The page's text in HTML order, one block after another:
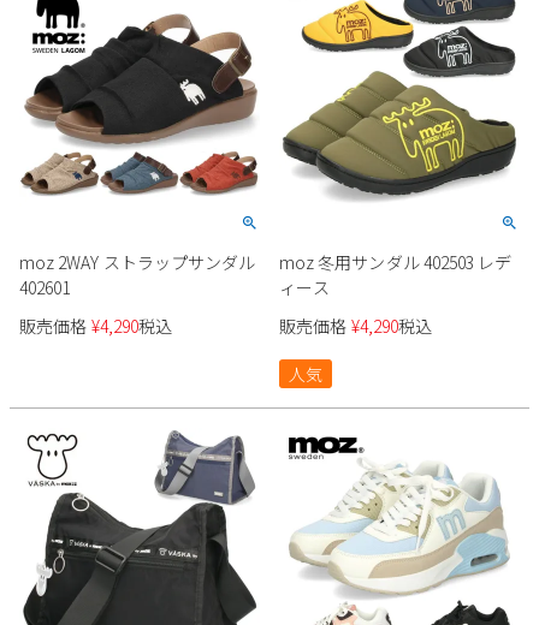
moz 2WAY ストラップサンダル
402601
販売価格 ¥4,290税込
moz 冬用サンダル 402503 レデ
ィース
販売価格 ¥4,290税込
人気